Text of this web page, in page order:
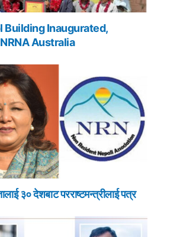
Building Inaugurated,
Australia
३० देशबाट परराष्टमन्त्रीलाई पत्र